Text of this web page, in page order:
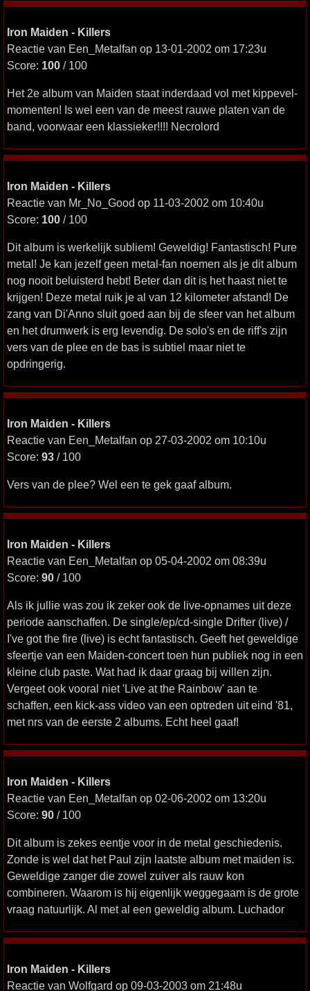
Iron Maiden - Killers
Reactie van Een_Metalfan op 13-01-2002 om 17:23u
Score: 100 / 100
Het 2e album van Maiden staat inderdaad vol met kippevel-
momenten! Is wel een van de meest rauwe platen van de
band, voorwaar een klassieker!!!! Necrolord
Iron Maiden - Killers
Reactie van Mr_No_Good op 11-03-2002 om 10:40u
Score: 100 / 100
Dit album is werkelijk subliem! Geweldig! Fantastisch! Pure
metal! Je kan jezelf geen metal-fan noemen als je dit album
nog nooit beluisterd hebt! Beter dan dit is het haast niet te
krijgen! Deze metal ruik je al van 12 kilometer afstand! De
zang van Di'Anno sluit goed aan bij de sfeer van het album
en het drumwerk is erg levendig. De solo's en de riff's zijn
vers van de plee en de bas is subtiel maar niet te
opdringerig.
Iron Maiden - Killers
Reactie van Een_Metalfan op 27-03-2002 om 10:10u
Score: 93 / 100
Vers van de plee? Wel een te gek gaaf album.
Iron Maiden - Killers
Reactie van Een_Metalfan op 05-04-2002 om 08:39u
Score: 90 / 100
Als ik jullie was zou ik zeker ook de live-opnames uit deze
periode aanschaffen. De single/ep/cd-single Drifter (live) /
I've got the fire (live) is echt fantastisch. Geeft het geweldige
sfeertje van een Maiden-concert toen hun publiek nog in een
kleine club paste. Wat had ik daar graag bij willen zijn.
Vergeet ook vooral niet 'Live at the Rainbow' aan te
schaffen, een kick-ass video van een optreden uit eind '81,
met nrs van de eerste 2 albums. Echt heel gaaf!
Iron Maiden - Killers
Reactie van Een_Metalfan op 02-06-2002 om 13:20u
Score: 90 / 100
Dit album is zekes eentje voor in de metal geschiedenis.
Zonde is wel dat het Paul zijn laatste album met maiden is.
Geweldige zanger die zowel zuiver als rauw kon
combineren. Waarom is hij eigenlijk weggegaam is de grote
vraag natuurlijk. Al met al een geweldig album. Luchador
Iron Maiden - Killers
Reactie van Wolfgard op 09-03-2003 om 21:48u